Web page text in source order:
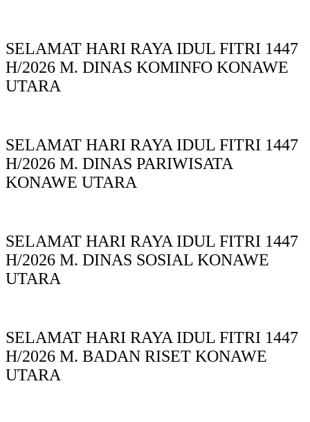
SELAMAT HARI RAYA IDUL FITRI 1447
H/2026 M. DINAS KOMINFO KONAWE
UTARA
SELAMAT HARI RAYA IDUL FITRI 1447
H/2026 M. DINAS PARIWISATA
KONAWE UTARA
SELAMAT HARI RAYA IDUL FITRI 1447
H/2026 M. DINAS SOSIAL KONAWE
UTARA
SELAMAT HARI RAYA IDUL FITRI 1447
H/2026 M. BADAN RISET KONAWE
UTARA